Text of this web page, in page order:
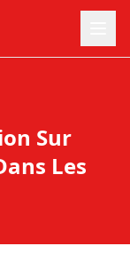
Sur
Les